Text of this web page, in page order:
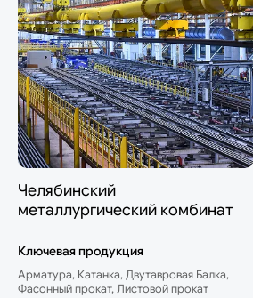
Челябинский
металлургический комбинат
Ключевая продукция
Арматура, Катанка, Двутавровая Балка,
Фасонный прокат, Листовой прокат